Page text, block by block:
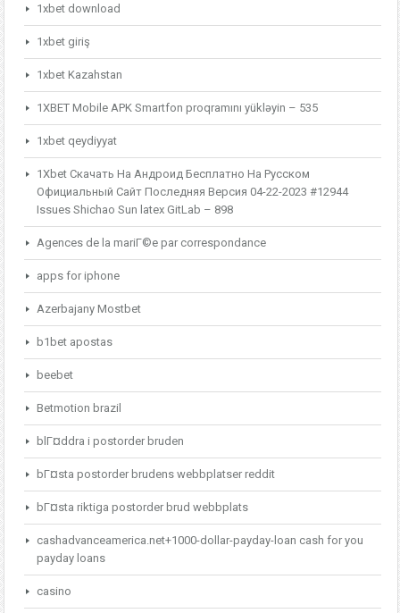
1xbet download
1xbet giriş
1xbet Kazahstan
1XBET Mobile APK Smartfon proqramını yükləyin – 535
1xbet qeydiyyat
1Xbet Скачать На Андроид Бесплатно На Русском
Официальный Сайт Последняя Версия 04-22-2023 #12944
Issues Shichao Sun latex GitLab – 898
Agences de la mariГ©e par correspondance
apps for iphone
Azerbajany Mostbet
b1bet apostas
beebet
Betmotion brazil
blГ¤ddra i postorder bruden
bГ¤sta postorder brudens webbplatser reddit
bГ¤sta riktiga postorder brud webbplats
cashadvanceamerica.net+1000-dollar-payday-loan cash for you
payday loans
casino